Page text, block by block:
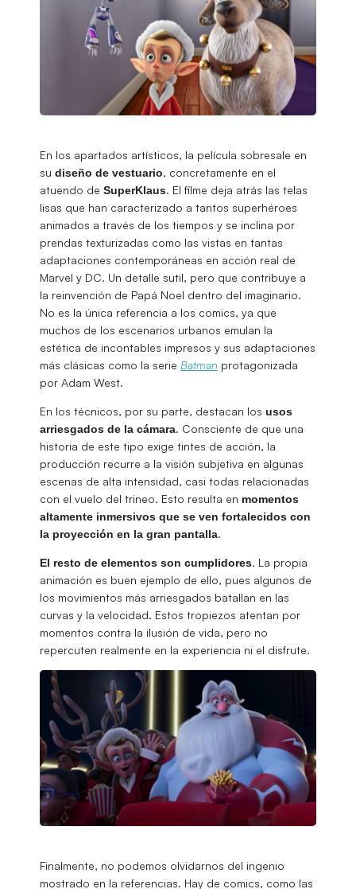
En los apartados artísticos, la película sobresale en
su diseño de vestuario, concretamente en el
atuendo de SuperKlaus. El filme deja atrás las telas
lisas que han caracterizado a tantos superhéroes
animados a través de los tiempos y se inclina por
prendas texturizadas como las vistas en tantas
adaptaciones contemporáneas en acción real de
Marvel y DC. Un detalle sutil, pero que contribuye a
la reinvención de Papá Noel dentro del imaginario.
No es la única referencia a los comics, ya que
muchos de los escenarios urbanos emulan la
estética de incontables impresos y sus adaptaciones
más clásicas como la serie Batman protagonizada
por Adam West.
En los técnicos, por su parte, destacan los usos
arriesgados de la cámara. Consciente de que una
historia de este tipo exige tintes de acción, la
producción recurre a la visión subjetiva en algunas
escenas de alta intensidad, casi todas relacionadas
con el vuelo del trineo. Esto resulta en momentos
altamente inmersivos que se ven fortalecidos con
la proyección en la gran pantalla.
El resto de elementos son cumplidores. La propia
animación es buen ejemplo de ello, pues algunos de
los movimientos más arriesgados batallan en las
curvas y la velocidad. Estos tropiezos atentan por
momentos contra la ilusión de vida, pero no
repercuten realmente en la experiencia ni el disfrute.
Finalmente, no podemos olvidarnos del ingenio
mostrado en la referencias. Hay de comics, como las